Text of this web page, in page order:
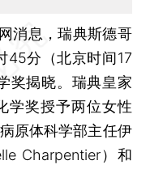
消息，瑞典斯德哥
45分（北京时间17
奖揭晓。瑞典皇家
学奖授予两位女性
原体科学部主任伊
Charpentier）和